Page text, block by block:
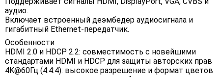
аудио.
Включает встроенный деэмбедер аудиосигнала и
гигабитный Ethernet-передатчик.
Особенности
HDMI 2.0 и HDCP 2.2: совместимость с новейшими
стандартами HDMI и HDCP для защиты авторских прав
4K@60Гц (4:4:4): высокое разрешение и формат цветов